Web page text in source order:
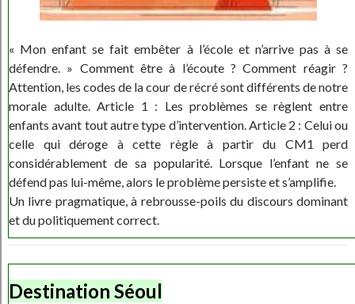
« Mon enfant se fait embêter à l’école et n’arrive pas à se
défendre. » Comment être à l’écoute ? Comment réagir ?
Attention, les codes de la cour de récré sont différents de notre
morale adulte. Article 1 : Les problèmes se règlent entre
enfants avant tout autre type d’intervention. Article 2 : Celui ou
celle qui déroge à cette règle à partir du CM1 perd
considérablement de sa popularité. Lorsque l’enfant ne se
défend pas lui-même, alors le problème persiste et s’amplifie.
Un livre pragmatique, à rebrousse-poils du discours dominant
et du politiquement correct.
Destination Séoul